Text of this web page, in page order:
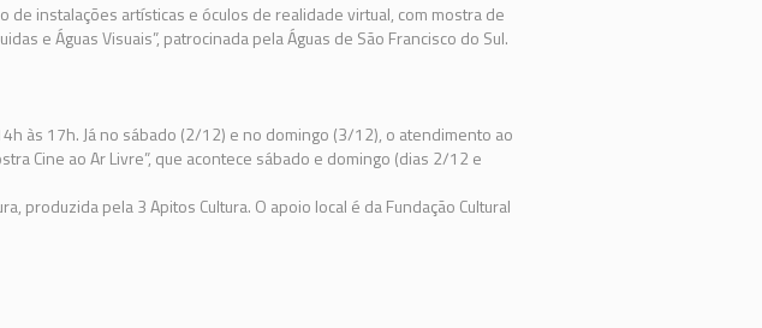
instalações artísticas e óculos de realidade virtual, com mostra de
e Águas Visuais”, patrocinada pela Águas de São Francisco do Sul.
às 17h. Já no sábado (2/12) e no domingo (3/12), o atendimento ao
Cine ao Ar Livre”, que acontece sábado e domingo (dias 2/12 e
produzida pela 3 Apitos Cultura. O apoio local é da Fundação Cultural